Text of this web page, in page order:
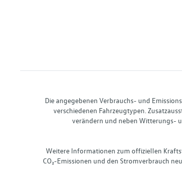
Die angegebenen Verbrauchs- und
verschiedenen Fahrzeugtypen.
verändern und neben Witterungs-
Weitere Informationen zum offiziellen
CO₂-Emissionen und den Stromverbrauch